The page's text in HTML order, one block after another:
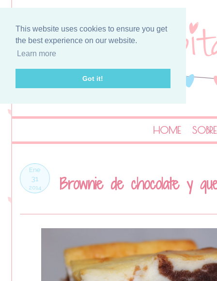
This website uses cookies to ensure you get
the best experience on our website.
Learn more
Got it!
HOME
Ene
31
2014 Brownie de chocolate y